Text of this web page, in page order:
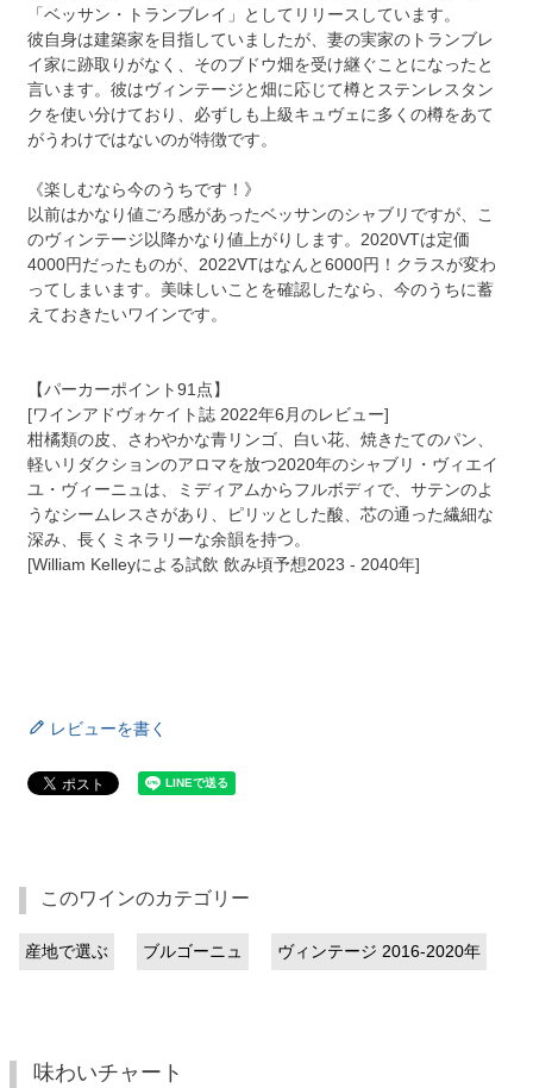
「ベッサン・トランブレイ」としてリリースしています。
彼自身は建築家を目指していましたが、妻の実家のトランブレ
イ家に跡取りがなく、そのブドウ畑を受け継ぐことになったと
言います。彼はヴィンテージと畑に応じて樽とステンレスタン
クを使い分けており、必ずしも上級キュヴェに多くの樽をあて
がうわけではないのが特徴です。
《楽しむなら今のうちです！》
以前はかなり値ごろ感があったベッサンのシャブリですが、こ
のヴィンテージ以降かなり値上がりします。2020VTは定価
4000円だったものが、2022VTはなんと6000円！クラスが変わ
ってしまいます。美味しいことを確認したなら、今のうちに蓄
えておきたいワインです。
【パーカーポイント91点】
[ワインアドヴォケイト誌 2022年6月のレビュー]
柑橘類の皮、さわやかな青リンゴ、白い花、焼きたてのパン、
軽いリダクションのアロマを放つ2020年のシャブリ・ヴィエイ
ユ・ヴィーニュは、ミディアムからフルボディで、サテンのよ
うなシームレスさがあり、ピリッとした酸、芯の通った繊細な
深み、長くミネラリーな余韻を持つ。
[William Kelleyによる試飲 飲み頃予想2023 - 2040年]
レビューを書く
このワインのカテゴリー
産地で選ぶ ブルゴーニュ ヴィンテージ 2016-2020年
味わいチャート